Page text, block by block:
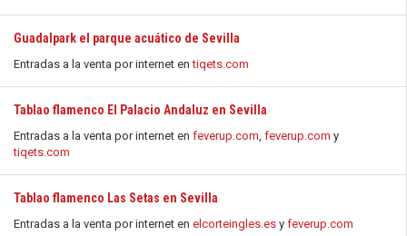
Guadalpark el parque acuático de Sevilla
Entradas a la venta por internet entiqets.com
Tablao flamenco El Palacio Andaluz en Sevilla
Entradas a la venta por internet en feverup.com, feverup.com y
tiqets.com
Tablao flamenco Las Setas en Sevilla
Entradas a la venta por internet en elcorteingles.es y feverup.com